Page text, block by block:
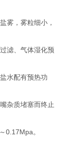
雾，雾粒细小，
滤、气体湿化预
水配有预热功
杂质堵塞而终止
0.17Mpa。